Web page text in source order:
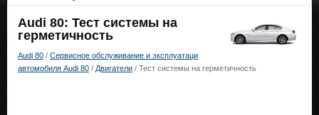
Audi 80: Тест системы на
герметичность
Audi 80 / Сервисное обслуживание и эксплуатаци
автомобиля Audi 80 / Двигатели / Тест системы на герметичность